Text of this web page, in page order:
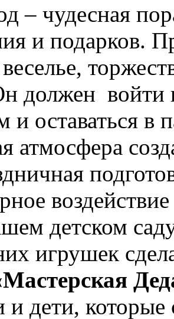
– чудесная
и подарков.
должен войти
и оставаться в
атмосфера
детском
игрушек
и дети, которые